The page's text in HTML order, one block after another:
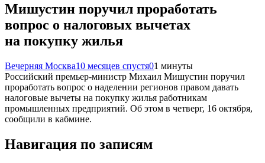
Мишустин поручил проработать
вопрос о налоговых вычетах
на покупку жилья
Вечерняя Москва10 месяцев спустя01 минуты
Российский премьер-министр Михаил Мишустин поручил
проработать вопрос о наделении регионов правом давать
налоговые вычеты на покупку жилья работникам
промышленных предприятий. Об этом в четверг, 16 октября,
сообщили в кабмине.
Навигация по записям